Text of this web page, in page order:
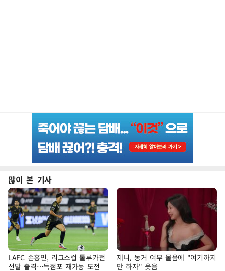
많이 본 기사
LAFC 손흥민, 리그스컵 톨루카전
선발 출격…득점포 재가동 도전
제니, 동거 여부 물음에 "여기까지
만 하자" 웃음